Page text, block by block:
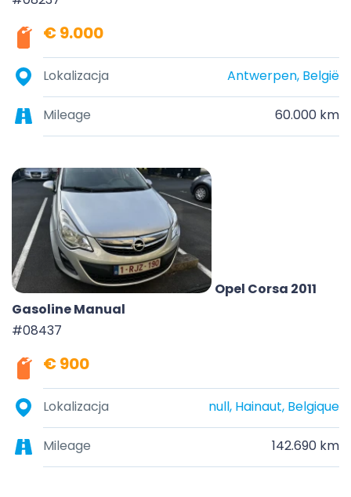
€ 9.000
Lokalizacja Antwerpen, België
Mileage 60.000 km
Opel Corsa 2011
Gasoline Manual
#08437
€ 900
Lokalizacja null, Hainaut, Belgique
Mileage 142.690 km